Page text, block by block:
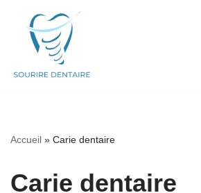
Aller
contenu
Accueil » Carie dentaire
Carie dentaire